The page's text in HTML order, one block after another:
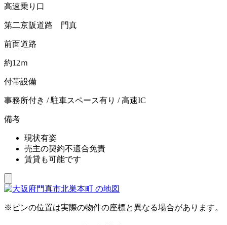
高速乗り口
第二京阪道路 門真
前面道路
約12ｍ
付帯設備
事務所付き / 駐車スペース有り / 高速IC
備考
現状有姿
売主の契約不適合免責
賃貸も可能です
※ピンの位置は実際の物件の座標と異なる場合があります。